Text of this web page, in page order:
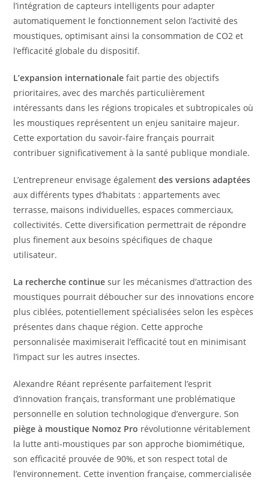
l’intégration de capteurs intelligents pour adapter
automatiquement le fonctionnement selon l’activité des
moustiques, optimisant ainsi la consommation de CO2 et
l’efficacité globale du dispositif.
L’expansion internationale fait partie des objectifs
prioritaires, avec des marchés particulièrement
intéressants dans les régions tropicales et subtropicales où
les moustiques représentent un enjeu sanitaire majeur.
Cette exportation du savoir-faire français pourrait
contribuer significativement à la santé publique mondiale.
L’entrepreneur envisage égalementdes versions adaptées
aux différents types d’habitats : appartements avec
terrasse, maisons individuelles, espaces commerciaux,
collectivités. Cette diversification permettrait de répondre
plus finement aux besoins spécifiques de chaque
utilisateur.
La recherche continue sur les mécanismes d’attraction des
moustiques pourrait déboucher sur des innovations encore
plus ciblées, potentiellement spécialisées selon les espèces
présentes dans chaque région. Cette approche
personnalisée maximiserait l’efficacité tout en minimisant
l’impact sur les autres insectes.
Alexandre Réant représente parfaitement l’esprit
d’innovation français, transformant une problématique
personnelle en solution technologique d’envergure. Son
piège à moustique Nomoz Pro révolutionne véritablement
la lutte anti-moustiques par son approche biomimétique,
son efficacité prouvée de 90%, et son respect total de
l’environnement. Cette invention française, commercialisée